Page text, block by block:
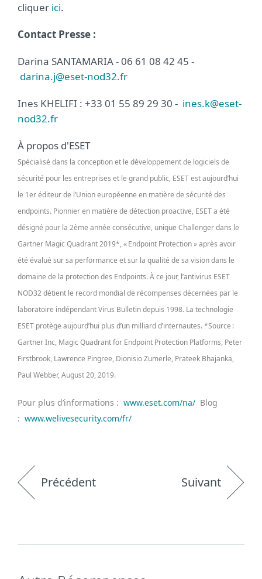
cliquer ici.
Contact Presse :
Darina SANTAMARIA - 06 61 08 42 45 -
darina.j@eset-nod32.fr
Ines KHELIFI : +33 01 55 89 29 30 - ines.k@eset-
nod32.fr
À propos d'ESET
Spécialisé dans la conception et le développement de logiciels de
sécurité pour les entreprises et le grand public, ESET est aujourd’hui
le 1er éditeur de l’Union européenne en matière de sécurité des
endpoints. Pionnier en matière de détection proactive, ESET a été
désigné pour la 2ème année consécutive, unique Challenger dans le
Gartner Magic Quadrant 2019*, « Endpoint Protection » après avoir
été évalué sur sa performance et sur la qualité de sa vision dans le
domaine de la protection des Endpoints. À ce jour, l’antivirus ESET
NOD32 détient le record mondial de récompenses décernées par le
laboratoire indépendant Virus Bulletin depuis 1998. La technologie
ESET protège aujourd’hui plus d’un milliard d’internautes. *Source :
Gartner Inc, Magic Quadrant for Endpoint Protection Platforms, Peter
Firstbrook, Lawrence Pingree, Dionisio Zumerle, Prateek Bhajanka,
Paul Webber, August 20, 2019.
Pour plus d’informations : www.eset.com/na/ Blog
: www.welivesecurity.com/fr/
Précédent Suivant